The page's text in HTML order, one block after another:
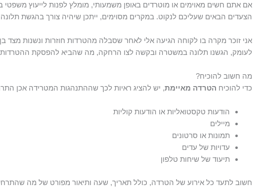
אם אתם חשים מאוימים או מוטרדים באופן משמעותי, מומלץ לפנות לייעוץ משפטי
הצעדים הבאים שעליכם לנקוט. במקרים מסוימים, ייתכן שיהיה צורך בהגשת
אני זוכר מקרה בו לקוחה הגיעה אלי לאחר שסבלה מהטרדות חוזרות ונשנות
לעומק, הגשנו תלונה במשטרה ובקשה לצו הרחקה, מה שהביא להפסקת
מה חשוב להוכיח?
כדי להוכיח הטרדה מאיימת, יש להציג ראיות לכך שההתנהגות המטרידה אכן
הודעות טקסטואליות או הודעות קוליות
מיילים
תמונות או סרטונים
עדויות של עדים
תיעוד של שיחות טלפון
חשוב לתעד כל אירוע של הטרדה, כולל תאריך, שעה ותיאור מפורט של מה